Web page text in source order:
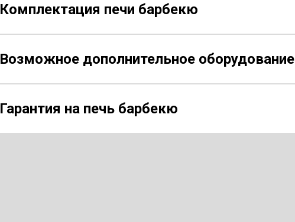
Комплектация печи барбекю
Возможное дополнительное оборудование
Гарантия на печь барбекю